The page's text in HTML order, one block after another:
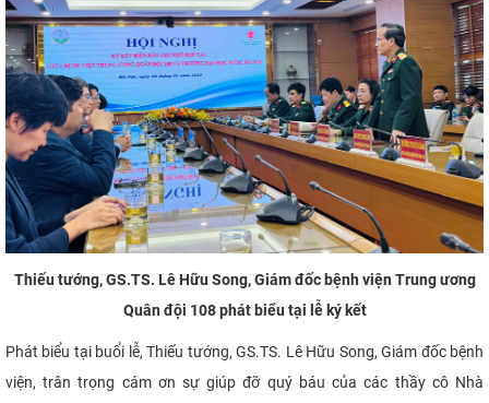
Thiếu tướng,GS.TS. Lê Hữu Song, Giámđốc bệnh viện Trung ương
Quân đội 108phát biểu tại lễ ký kết
Phát biểu tại buổi lễ, Thiếu tướng, GS.TS. Lê Hữu Song, Giám đốc bệnh
viện, trân trọng cám ơn sự giúp đỡ quý báu của các thầy cô Nhà